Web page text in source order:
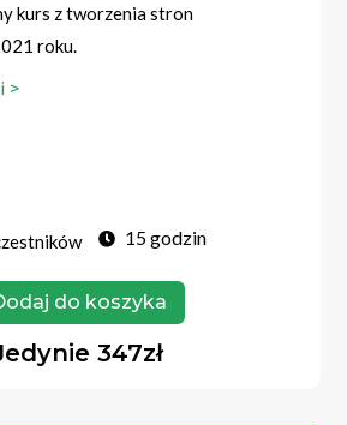
kurs z tworzenia stron
roku.
>
15 godzin
do koszyka
347zł